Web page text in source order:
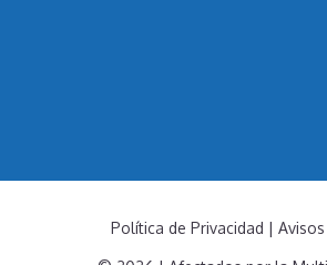
Política de Privacidad |